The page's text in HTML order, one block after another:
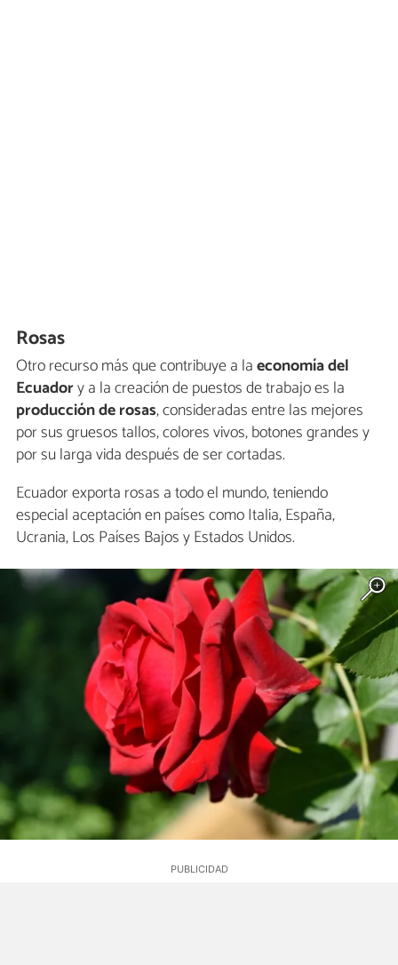
Rosas
Otro recurso más que contribuye a laeconomía del
Ecuadory a la creación de puestos de trabajo es la
producción de rosas, consideradas entre las mejores
por sus gruesos tallos, colores vivos, botones grandes y
por su larga vida después de ser cortadas.
Ecuador exporta rosas a todo el mundo, teniendo
especial aceptación en países como Italia, España,
Ucrania, Los Países Bajos y Estados Unidos.